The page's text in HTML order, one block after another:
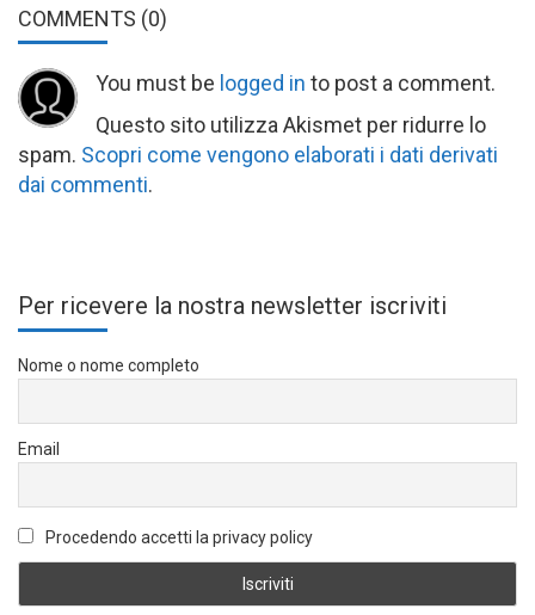
COMMENTS (0)
You must be logged in to post a comment.
Questo sito utilizza Akismet per ridurre lo
spam. Scopri come vengono elaborati i dati derivati
dai commenti.
Per ricevere la nostra newsletter iscriviti
Nome o nome completo
Email
Procedendo accetti la privacy policy